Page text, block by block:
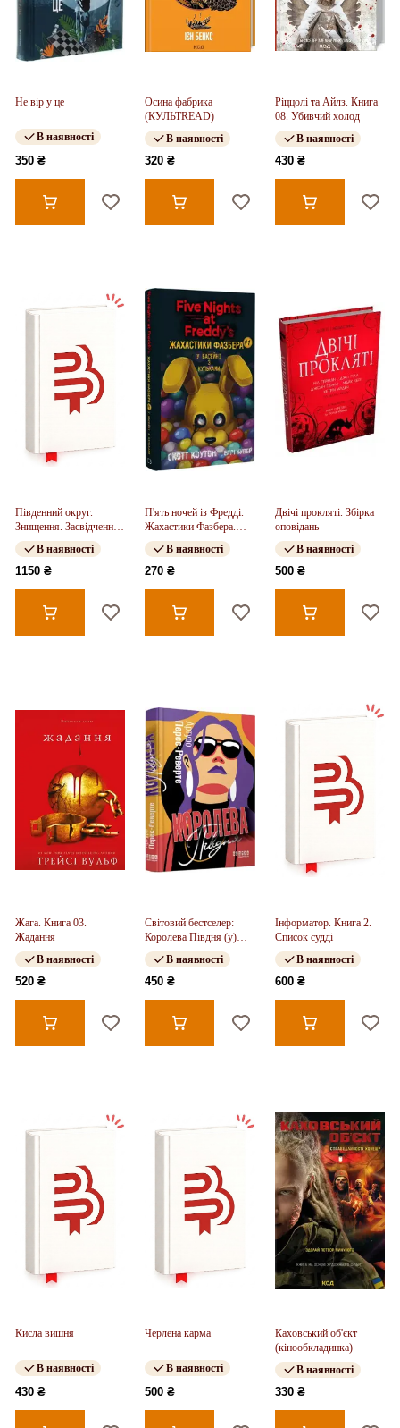
Не вір у це
В наявності
350 ₴
Осина фабрика
(КУЛЬТREAD)
В наявності
320 ₴
Ріццолі та Айлз. Книга
08. Убивчий холод
В наявності
430 ₴
Південний округ.
Знищення. Засвідчення.
Замирення
В наявності
1150 ₴
П'ять ночей із Фредді.
Жахастики Фазбера.
Книга 01. У басейні з
кулькамиВ наявності
270 ₴
Двічі прокляті. Збірка
оповідань
В наявності
500 ₴
Жага. Книга 03.
Жадання
В наявності
520 ₴
Світовий бестселер:
Королева Півдня (у)
(350)
В наявності
450 ₴
Інформатор. Книга 2.
Список судді
В наявності
600 ₴
Кисла вишня
В наявності
430 ₴
Черлена карма
В наявності
500 ₴
Каховський об'єкт
(кінообкладинка)
В наявності
330 ₴